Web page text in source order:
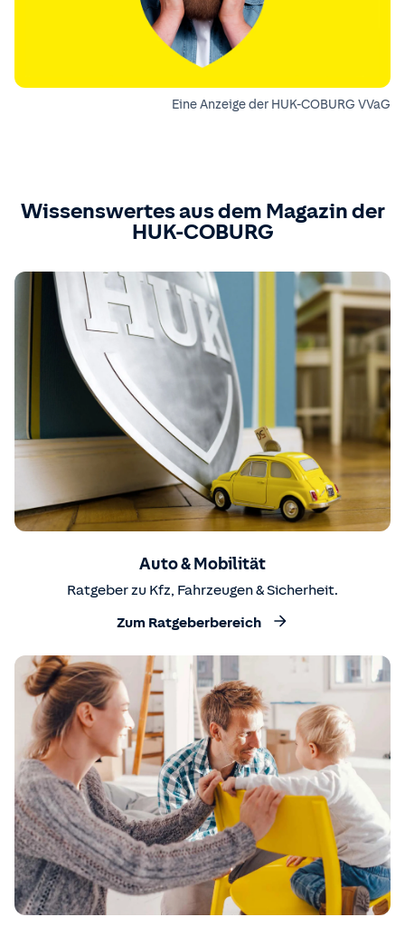
Eine Anzeige der HUK-COBURG VVaG
Wissenswertes aus dem Magazin der
HUK-COBURG
Auto & Mobilität
Ratgeber zu Kfz, Fahrzeugen & Sicherheit.
Zum Ratgeberbereich